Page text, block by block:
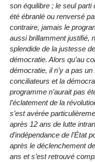
son équilibre ; le seul parti
été ébranlé ou renversé
contraire, jamais le
aussi brillamment justifié,
splendide de la justesse
démocratie. Alors qu’au
démocratie, il n’y a pas
conciliateurs et la
programme n’aurait pas
l’éclatement de la
s’est avérée
après 12 ans de lutte
d’indépendance de l’État
après le déclenchement
ans et s’est retrouvé